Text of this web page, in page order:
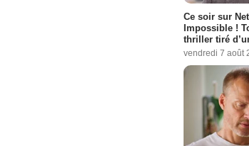
Ce soir sur
Impossible !
thriller tiré
vendredi 7 août